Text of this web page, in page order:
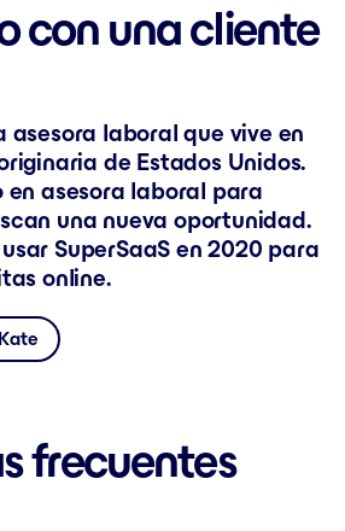
con una cliente
asesora laboral que vive en
de Estados Unidos.
en asesora laboral para
una nueva oportunidad.
SuperSaaS en 2020 para
online.
frecuentes